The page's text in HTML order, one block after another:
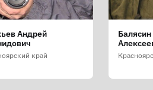
Андрей
край